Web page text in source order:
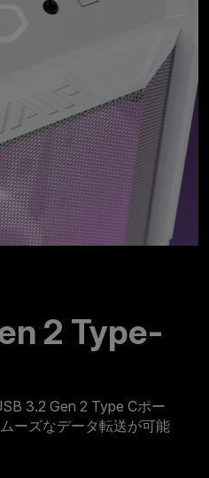
2 Type-
3.2 Gen 2 Type Cポー
ーズなデータ転送が可能